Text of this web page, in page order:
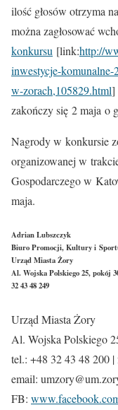
ilość głosów otrzyma
można zagłosować
konkursu [link:http://
inwestycje-komunalne-
w-zorach,105829.html]
zakończy się 2 maja o
Nagrody w konkursie
organizowanej w
Gospodarczego w
maja.
Adrian Lubszczyk
Biuro Promocji, Kultury i
Urząd Miasta Żory
Al. Wojska Polskiego 25, pokój
32 43 48 249
Urząd Miasta Żory
Al. Wojska Polskiego
tel.: +48 32 43 48 200
email:
FB: